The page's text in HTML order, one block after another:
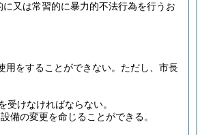
又は常習的に暴力的不法行為を行うお
をすることができない。 ただし、市長
けなければならない。
備の変更を命じることができる。